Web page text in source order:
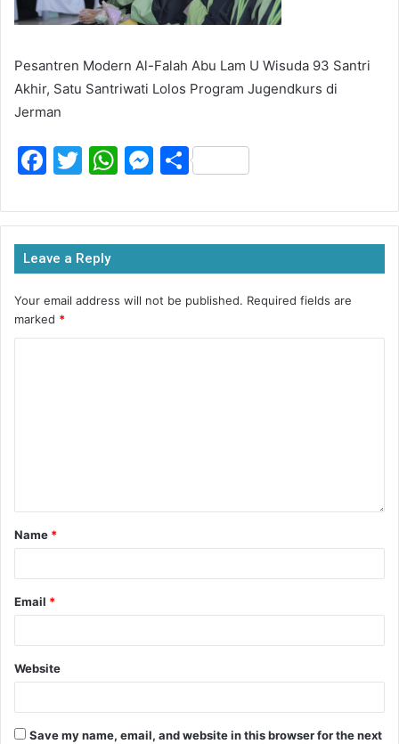
Pesantren Modern Al-Falah Abu Lam U Wisuda 93 Santri
Akhir, Satu Santriwati Lolos Program Jugendkurs di
Jerman
F
c
e
b
o
o
T
itt
er
W
at
s
A
p
p
M
s
s
e
n
g
S
ar
e
Leave a Reply
Your email address will not be published. Required fields are
marked *
Name *
Email *
Website
Save my name, email, and website in this browser for the next